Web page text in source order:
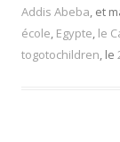
Addis Abeba, et
école, Egypte, le
togotochildren, le